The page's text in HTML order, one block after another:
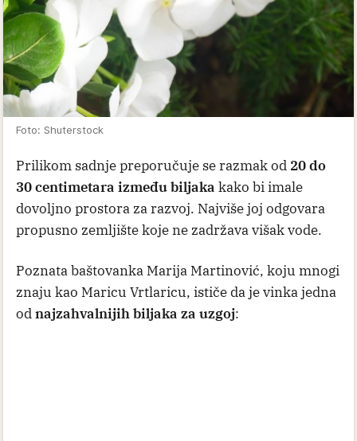
Foto: Shuterstock
Prilikom sadnje preporučuje se razmak od 20 do
30 centimetara između biljaka kako bi imale
dovoljno prostora za razvoj. Najviše joj odgovara
propusno zemljište koje ne zadržava višak vode.
Poznata baštovanka Marija Martinović, koju mnogi
znaju kao Maricu Vrtlaricu, ističe da je vinka jedna
odnajzahvalnijih biljaka za uzgoj: